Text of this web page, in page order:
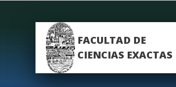
FACULTAD DE
CIENCIAS EXACTAS